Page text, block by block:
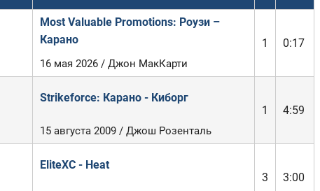
Most Valuable Promotions: Роузи –
Карано
1 0:17
16 мая 2026 / Джон МакКарти
Strikeforce: Карано - Киборг
1
4:59
15 августа 2009 / Джош Розенталь
EliteXC - Heat
3
3:00